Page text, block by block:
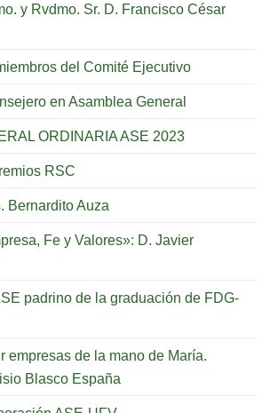
y Rvdmo. Sr. D. Francisco César
del Comité Ejecutivo
en Asamblea General
ORDINARIA ASE 2023
RSC
Bernardito Auza
Fe y Valores»: D. Javier
padrino de la graduación de FDG-
empresas de la mano de María.
Blasco España